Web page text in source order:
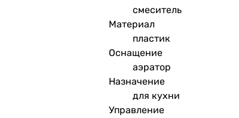
смеситель
Материал
пластик
Оснащение
аэратор
Назначение
для кухни
Управление